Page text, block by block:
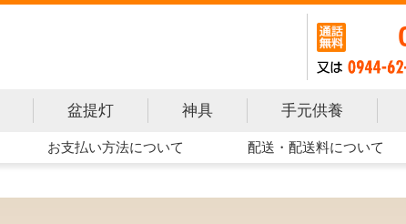
盆提灯 神具 手元供養
お支払い方法について 配送・配送料について